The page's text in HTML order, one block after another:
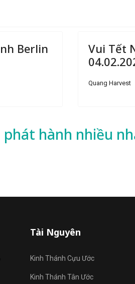
Berlin
Vui Tết
Quang Harvest
hành nhiều
Tài Nguyên
Kinh Thánh Cựu Ước
Kinh Thánh Tân Ước